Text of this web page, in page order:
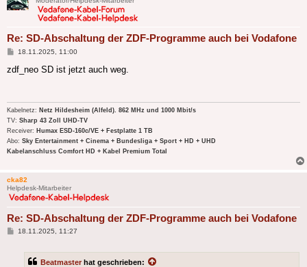
Re: SD-Abschaltung der ZDF-Programme auch bei Vodafone
Beitrag
18.11.2025, 11:00
zdf_neo SD ist jetzt auch weg.
Kabelnetz: Netz Hildesheim (Alfeld). 862 MHz und 1000 Mbit/s
TV: Sharp 43 Zoll UHD-TV
Receiver: Humax ESD-160c/VE + Festplatte 1 TB
Abo: Sky Entertainment + Cinema + Bundesliga + Sport + HD + UHD
Kabelanschluss Comfort HD + Kabel Premium Total
cka82
Helpdesk-Mitarbeiter
Re: SD-Abschaltung der ZDF-Programme auch bei Vodafone
Beitrag
18.11.2025, 11:27
Beatmaster hat geschrieben: